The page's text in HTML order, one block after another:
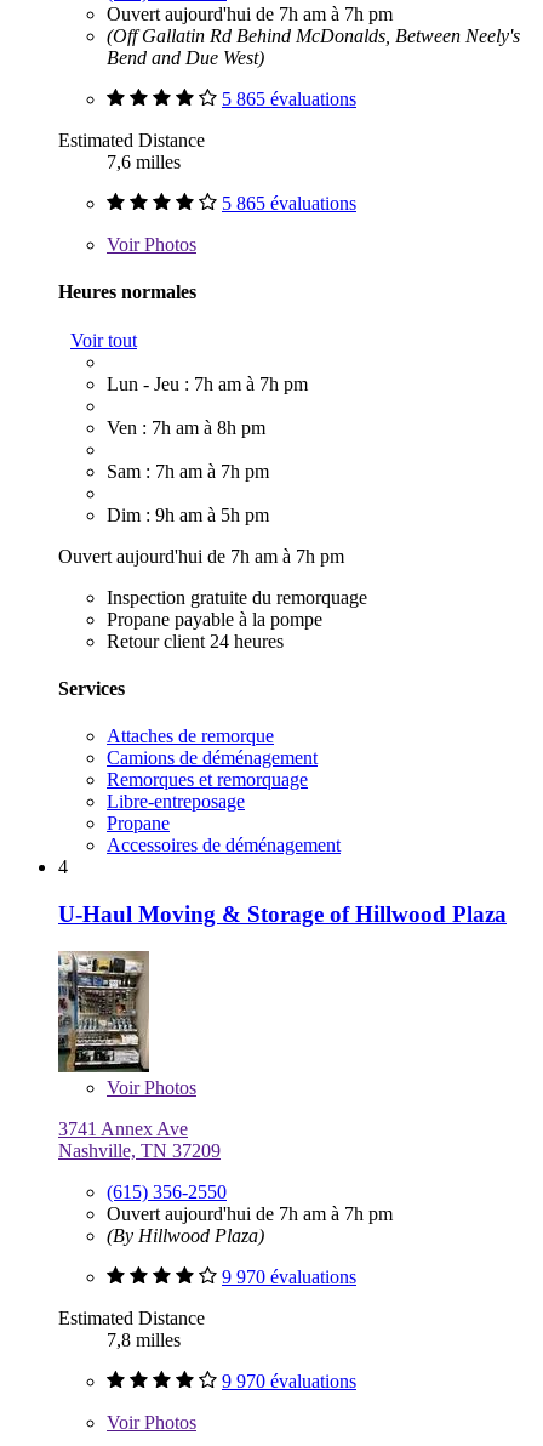
Ouvert aujourd'hui de 7h am à 7h pm
(Off Gallatin Rd Behind McDonalds, Between Neely's
Bend and Due West)
5 865 évaluations
Estimated Distance
7,6 milles
5 865 évaluations
VoirPhotos
Heures normales
Voir tout
Lun - Jeu : 7h am à 7h pm
Ven : 7h am à 8h pm
Sam : 7h am à 7h pm
Dim : 9h am à 5h pm
Ouvert aujourd'hui de 7h am à 7h pm
Inspection gratuite du remorquage
Propane payable à la pompe
Retour client 24 heures
Services
Attaches de remorque
Camions de déménagement
Remorques et remorquage
Libre-entreposage
Propane
Accessoires de déménagement
4
U-Haul Moving & Storage of Hillwood Plaza
VoirPhotos
3741 Annex Ave
Nashville, TN 37209
(615) 356-2550
Ouvert aujourd'hui de 7h am à 7h pm
(By Hillwood Plaza)
9 970 évaluations
Estimated Distance
7,8 milles
9 970 évaluations
VoirPhotos